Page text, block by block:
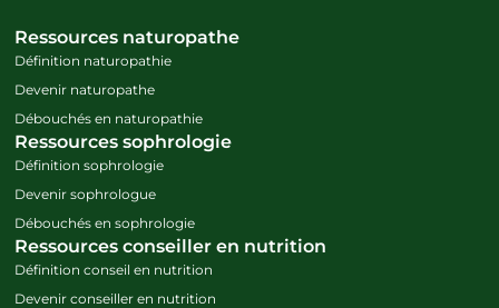
Ressources naturopathe
Définition naturopathie
Devenir naturopathe
Débouchés en naturopathie
Ressources sophrologie
Définition sophrologie
Devenir sophrologue
Débouchés en sophrologie
Ressources conseiller en nutrition
Définition conseil en nutrition
Devenir conseiller en nutrition